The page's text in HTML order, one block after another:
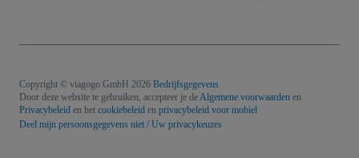
Copyright © viagogo GmbH 2026 Bedrijfsgegevens
Door deze website te gebruiken, accepteer je deAlgemene voorwaarden en
Privacybeleid en het cookiebeleid en privacybeleid voor mobiel
Deel mijn persoonsgegevens niet / Uw privacykeuzes